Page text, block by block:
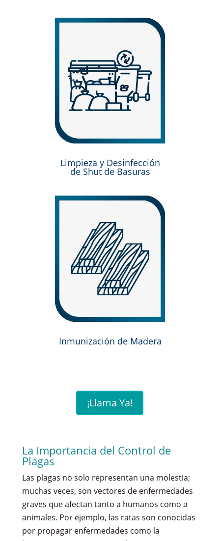
Limpieza y Desinfección
de Shut de Basuras
Inmunización de Madera
¡Llama Ya!
La Importancia del Control de
Plagas
Las plagas no solo representan una molestia;
muchas veces, son vectores de enfermedades
graves que afectan tanto a humanos como a
animales. Por ejemplo, las ratas son conocidas
por propagar enfermedades como la